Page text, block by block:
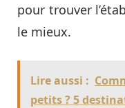
pour trouver
le mieux.
Lire aussi :
petits ? 5